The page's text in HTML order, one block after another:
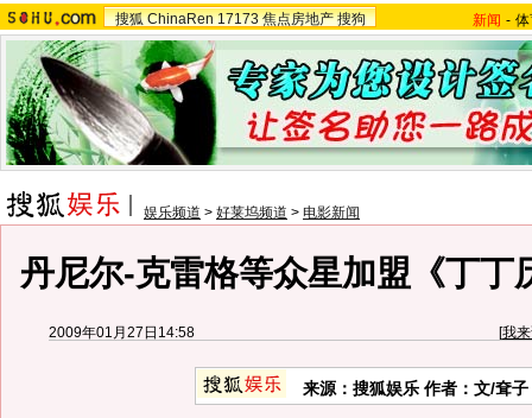
搜狐 ChinaRen 17173 焦点房地产 搜狗 新闻 -
娱乐频道 > 好莱坞频道 > 电影新闻
丹尼尔-克雷格等众星加盟《丁丁
2009年01月27日14:58 [我
来源：搜狐娱乐 作者：文/耷子